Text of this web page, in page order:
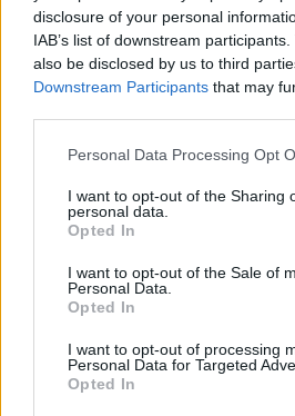
disclosure of your personal
IAB’s list of downstream
also be disclosed by us to third
Downstream Participants that may
Personal Data Processing Opt
I want to opt-out of the Sharing
personal data.
Opted In
I want to opt-out of the Sale of
Personal Data.
Opted In
I want to opt-out of processing
Personal Data for Targeted
Opted In
Τόλης Λελεκίδης